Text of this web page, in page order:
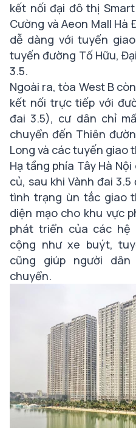
kết nối đại đô thị
Cường và Aeon Mall
dễ dàng với tuyến
tuyến đường Tố Hữu,
3.5.
Ngoài ra, tòa West B
kết nối trực tiếp với
đai 3.5), cư dân chỉ
chuyển đến Thiên
Long và các tuyến giao
Hạ tầng phía Tây Hà
củ, sau khi Vành đai
tình trạng ùn tắc giao
diện mạo cho khu vực
phát triển của các hệ
cộng như xe buýt,
cũng giúp người
chuyển.